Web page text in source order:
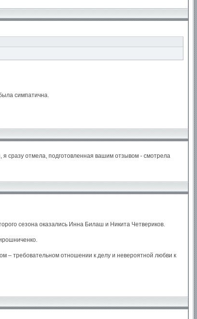
симпатична.
сразу отмела, подготовленная вашим отзывом - смотрела
сезона оказались Инна Билаш и Никита Четвериков.
– требовательном отношении к делу и невероятной любви к